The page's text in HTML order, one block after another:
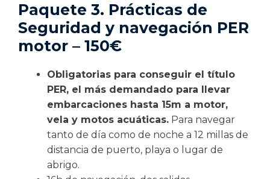
Paquete 3. Prácticas de
Seguridad y navegación PER
motor – 150€
Obligatorias para conseguir el título
PER, el más demandado para llevar
embarcaciones hasta 15m a motor,
vela y motos acuáticas. Para navegar
tanto de día como de noche a 12 millas de
distancia de puerto, playa o lugar de
abrigo.